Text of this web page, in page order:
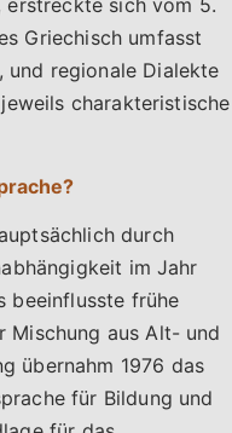
Griechisch umfasst
und regionale Dialekte
charakteristische
durch
im Jahr
beeinflusste frühe
Mischung aus Alt- und
übernahm 1976 das
für Bildung und